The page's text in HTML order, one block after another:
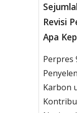
Revisi
Apa
Perpres
Karbon